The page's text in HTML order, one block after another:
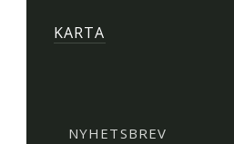
KARTA
NYHETSBREV